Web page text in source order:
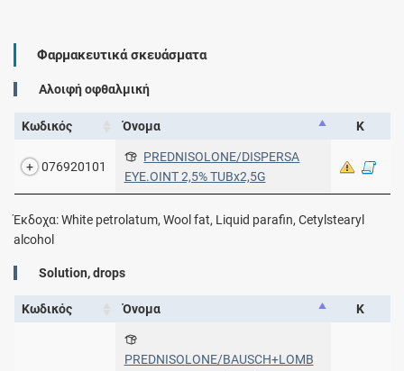
Φαρμακευτικά σκευάσματα
Aλοιφή οφθαλμική
Κωδικός Όνομα Κ
076920101
PREDNISOLONE/DISPERSA
EYE.OINT 2,5% TUBx2,5G
Έκδοχα: White petrolatum, Wool fat, Liquid parafin, Cetylstearyl
alcohol
Solution, drops
Κωδικός Όνομα Κ
PREDNISOLONE/BAUSCH+LOMB